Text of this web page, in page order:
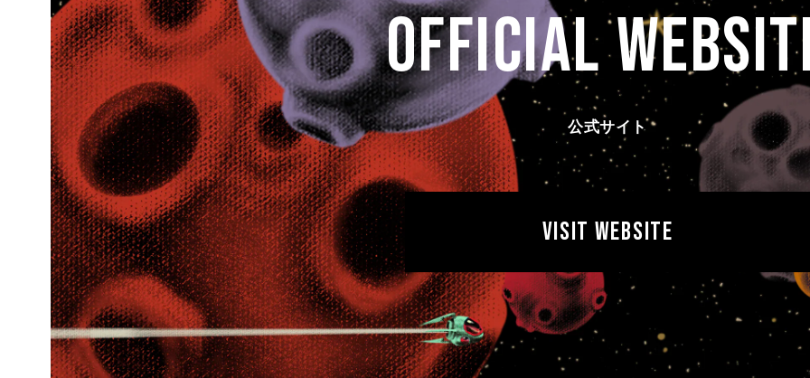
OFFICIAL
公式サイト
VISIT WEBSITE